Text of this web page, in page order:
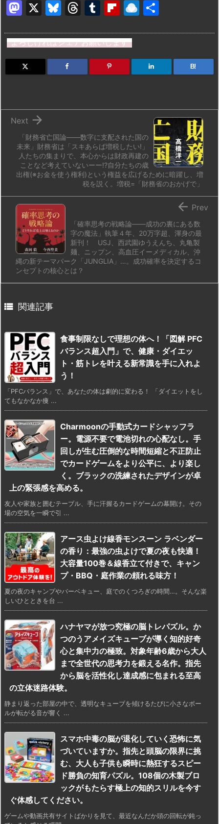
M
st
o
d
X
Bl
e
s
k
T
e
a
d
T
m
bl
r
Fl
b
o
ar
R
n
dr
o
よろしければシェアお願いします
B!
「財務省亡国論——数字に支配された国の
未来」財務省は「スキあらば増税したい!」
人たちの集まりで、本心からは財政再建の
ことなど考えていないーー!?自分たちの歳
出権(※お金を使う権利)という権益を広げるために暗躍し、増
税を説く。増税=「財務省のおかげで」

Next
「確率思考の戦略論——成功の裏にある数
字の魔法」執筆４年、20万字超、渾身の最
新刊！ USJ、西武園ゆうえんち、丸亀製
麺、ニップン、高血圧イーメディカル、沖
縄の新テーマパーク「JUNGLIA」…。成功確率を決定するコ
ンセプトの核心とは？
 Prev
 関連記事
食事制限なしで理想の体へ！「図解 PFC
バランス超入門」で、健康・ダイエッ
ト・筋トレを叶える新常識を手に入れよ
う！
「PFCバランス」で、あなたの体は劇的に変わる！ 「ダイエットをし
てもなかなか痩 ...
Charmoonの手動式カードシャッフラ
ー。電源不要で電池切れの心配なし。手
回しが生む圧倒的な時間短縮と不正防止
でカードゲームをより公平に、より楽し
く。ブラックの洗練されたデザインが卓
上の緊張感を高める。
友人や家族と囲むテーブル、手に汗握るカードゲームの幕開け。その
場の空気を一瞬で引 ...
アース虫よけ線香モンスーン ラベンダー
の香り：最強の虫よけで夏の夜も快適！
大容量100巻＆線香立て付きで、キャン
プ・BBQ・庭作業の頼れる味方！
夏の夜のキャンプやバーベキュー、庭でのくつろぎの時間…。そんな楽
しいひとときを台 ...
ハナヤマが放つ究極の脳トレパズル。か
つのうアメイズキューブが導く知的好奇
心と集中力の極致。対象年齢6歳から大人
まで全世代の思考力を鍛える名作。指先
から脳を活性化し達成感に包まれる至高
の立体迷路体験。
静まり返った部屋の中で、透明なキューブを傾けるたびに小さなボー
ルが転がる音が響く ...
スマホ中毒の脳が退化していく恐怖に気
づいていますか。指先と頭脳の限界に挑
む、大人も子供も瞬時に熱狂するスピー
ド勝負の知育パズル。108個の木製ブロ
ックがもたらす極上の知的スリルを今す
ぐ体感してください。
ゲームや動画共有サイトばかりを見て、最近なんだか頭の回転が鈍っ